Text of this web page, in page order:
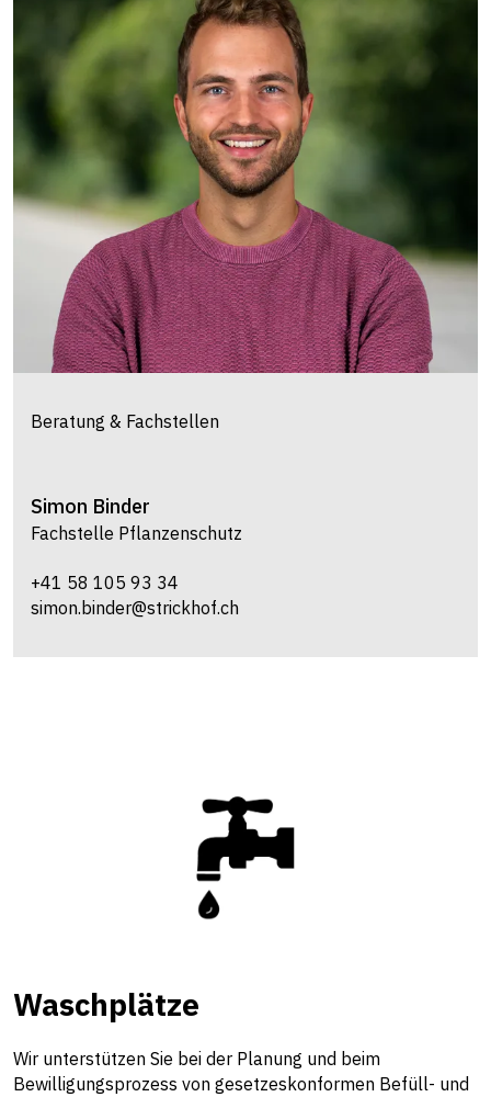
Beratung & Fachstellen
Simon Binder
Fachstelle Pflanzenschutz
+41 58 105 93 34
simon.binder@strickhof.ch
Waschplätze
Wir unterstützen Sie bei der Planung und beim
Bewilligungsprozess von gesetzeskonformen Befüll- und